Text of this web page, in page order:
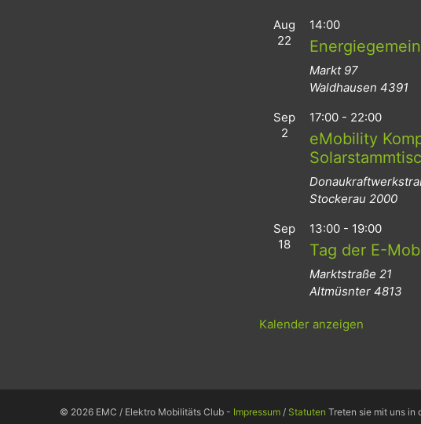
Aug
22
14:00
Markt 97
Waldhausen 4391
Sep
2
17:00 - 22:00
eMobility
Stockerau 2000
Sep
18
13:00 - 19:00
Tag der E-
Marktstraße 21
Altmüsnter 4813
Kalender anzeigen
© 2026 EMC / Elektro Mobilitäts Club - Impressum/ Statuten Treten sie mit uns in